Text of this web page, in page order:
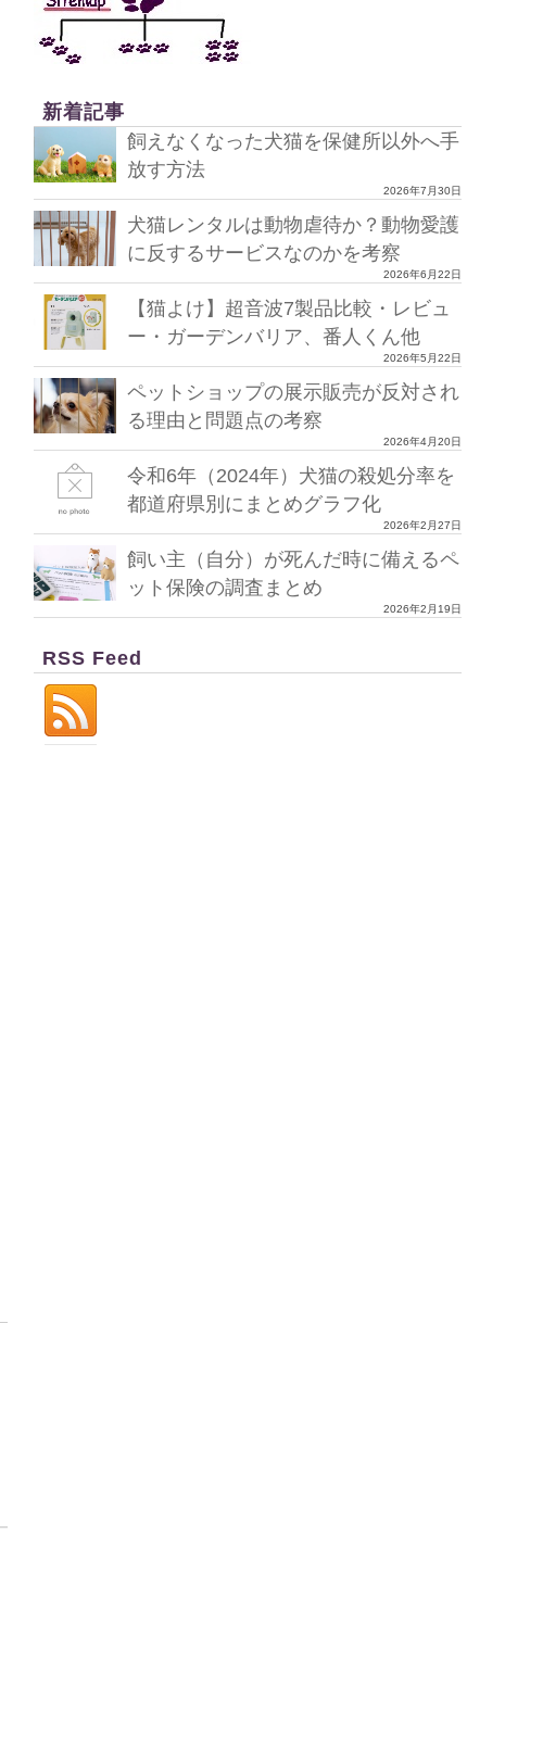
新着記事
飼えなくなった犬猫を保健所以外へ手
放す方法
2026年7月30日
犬猫レンタルは動物虐待か？動物愛護
に反するサービスなのかを考察
2026年6月22日
【猫よけ】超音波7製品比較・レビュ
ー・ガーデンバリア、番人くん他
2026年5月22日
ペットショップの展示販売が反対され
る理由と問題点の考察
2026年4月20日
令和6年（2024年）犬猫の殺処分率を
都道府県別にまとめグラフ化
2026年2月27日
飼い主（自分）が死んだ時に備えるペ
ット保険の調査まとめ
2026年2月19日
RSS Feed